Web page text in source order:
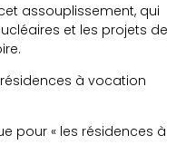
assouplissement, qui
et les projets de
à vocation
pour « les résidences à